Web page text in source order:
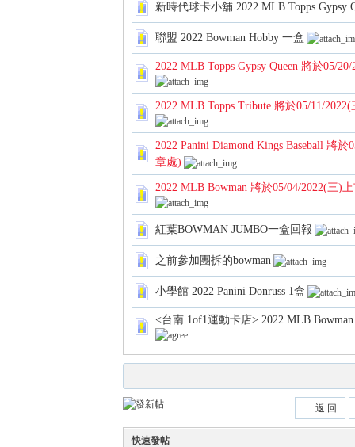
新時代球卡小舖 2022 MLB Topps Gypsy
聯盟 2022 Bowman Hobby 一盒
2022 MLB Topps Gypsy Queen 將於05/
2022 MLB Topps Tribute 將於05/11/
2022 Panini Diamond Kings Baseball 將
章處)
2022 MLB Bowman 將於05/04/2022(三)
紅葉BOWMAN JUMBO一盒回報
之前參加團拆的bowman
小學館 2022 Panini Donruss 1盒
<台南 1of1運動卡店> 2022 MLB
返 回
快速發帖